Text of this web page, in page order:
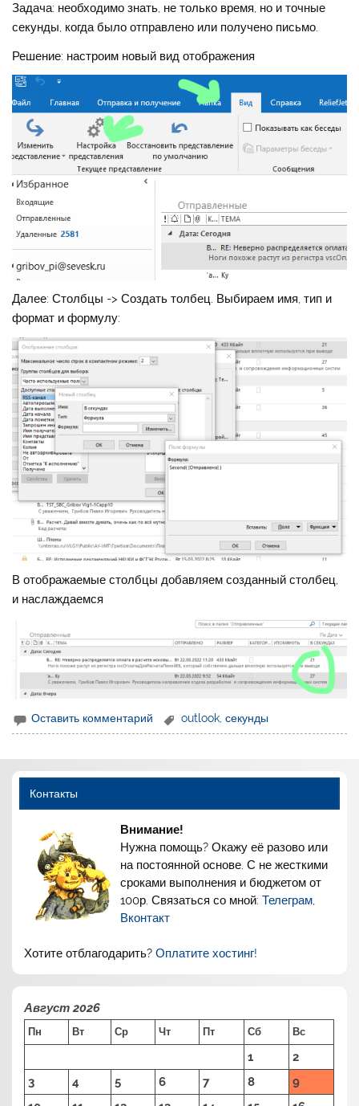
Задача: необходимо знать, не только время, но и точные
секунды, когда было отправлено или получено письмо.
Решение: настроим новый вид отображения
Далее: Столбцы -> Создать толбец. Выбираем имя, тип и
формат и формулу:
В отображаемые столбцы добавляем созданный столбец,
и наслаждаемся
Оставить комментарий outlook,секунды
Контакты
Внимание!
Нужна помощь? Окажу её разово или
на постоянной основе. С не жесткими
сроками выполнения и бюджетом от
100р. Связаться со мной:Телеграм
Вконтакт
Хотите отблагодарить?Оплатите хостинг!
Август 2026
Пн Вт Ср Чт Пт Сб Вс
1
2
3
4 5 6 7 8
9